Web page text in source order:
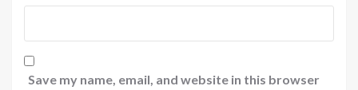
Save my name, email, and website in this browser